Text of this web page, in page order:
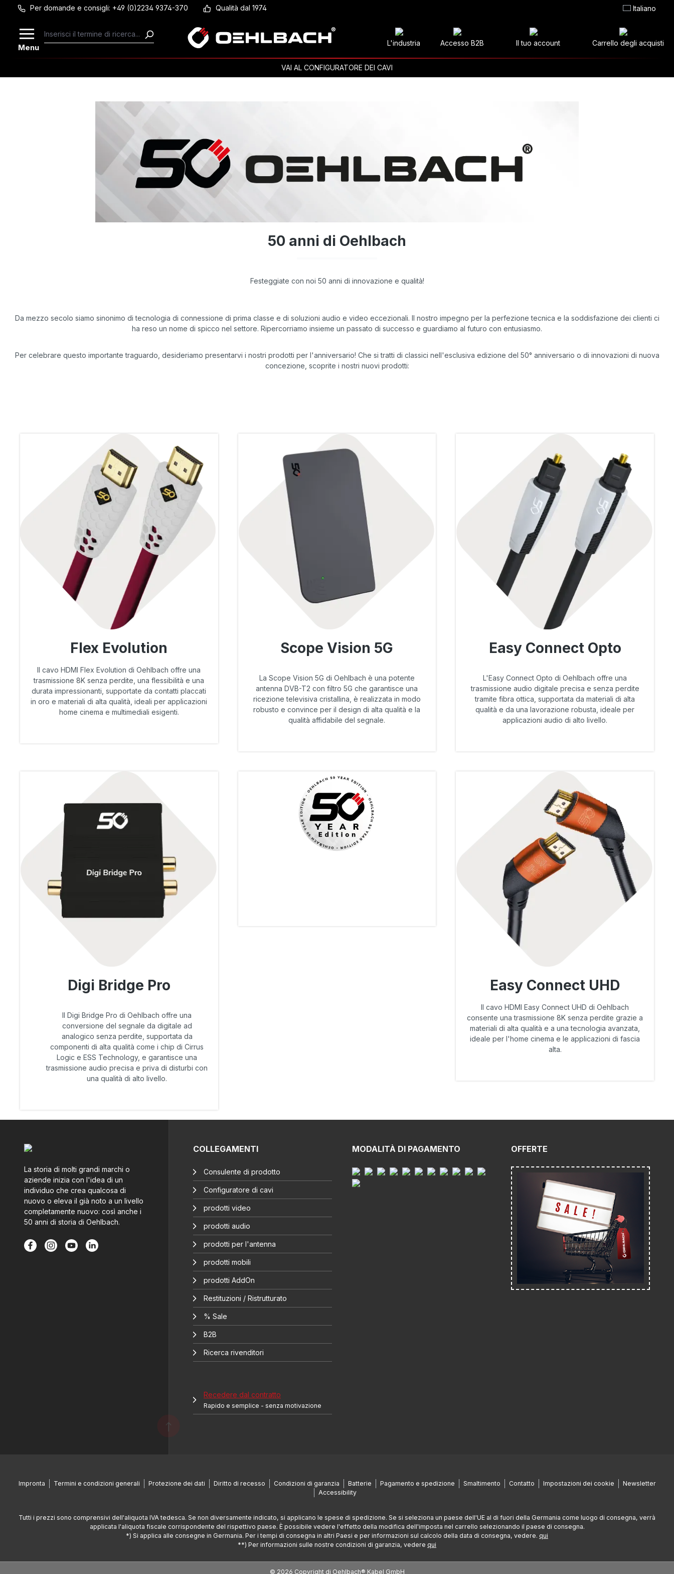
Passa al contenuto principale
Per domande e consigli: +49 (0)2234 9374-370 Qualità dal 1974 Italiano
Menu L'industria Accesso B2B Il tuo account Carrello degli acquisti
VAI AL CONFIGURATORE DEI CAVI
50 anni di Oehlbach
Festeggiate con noi 50 anni di innovazione e qualità!
Da mezzo secolo siamo sinonimo di tecnologia di connessione di prima classe e di soluzioni audio e video eccezionali. Il nostro impegno per la perfezione tecnica e la soddisfazione dei clienti ci
ha reso un nome di spicco nel settore. Ripercorriamo insieme un passato di successo e guardiamo al futuro con entusiasmo.
Per celebrare questo importante traguardo, desideriamo presentarvi i nostri prodotti per l'anniversario! Che si tratti di classici nell'esclusiva edizione del 50° anniversario o di innovazioni di nuova
concezione, scoprite i nostri nuovi prodotti:
Flex Evolution
Il cavo HDMI Flex Evolution di Oehlbach offre una
trasmissione 8K senza perdite, una flessibilità e una
durata impressionanti, supportate da contatti placcati
in oro e materiali di alta qualità, ideali per applicazioni
home cinema e multimediali esigenti.
Scope Vision 5G
La Scope Vision 5G di Oehlbach è una potente
antenna DVB-T2 con filtro 5G che garantisce una
ricezione televisiva cristallina, è realizzata in modo
robusto e convince per il design di alta qualità e la
qualità affidabile del segnale.
Easy Connect Opto
L'Easy Connect Opto di Oehlbach offre una
trasmissione audio digitale precisa e senza perdite
tramite fibra ottica, supportata da materiali di alta
qualità e da una lavorazione robusta, ideale per
applicazioni audio di alto livello.
Digi Bridge Pro
Il Digi Bridge Pro di Oehlbach offre una
conversione del segnale da digitale ad
analogico senza perdite, supportata da
componenti di alta qualità come i chip di Cirrus
Logic e ESS Technology, e garantisce una
trasmissione audio precisa e priva di disturbi con
una qualità di alto livello.
Easy Connect UHD
Il cavo HDMI Easy Connect UHD di Oehlbach
consente una trasmissione 8K senza perdite grazie a
materiali di alta qualità e a una tecnologia avanzata,
ideale per l'home cinema e le applicazioni di fascia
alta.
La storia di molti grandi marchi o
aziende inizia con l'idea di un
individuo che crea qualcosa di
nuovo o eleva il già noto a un livello
completamente nuovo: così anche i
50 anni di storia di Oehlbach.
COLLEGAMENTI
Consulente di prodotto
Configuratore di cavi
prodotti video
prodotti audio
prodotti per l'antenna
prodotti mobili
prodotti AddOn
Restituzioni / Ristrutturato
% Sale
B2B
Ricerca rivenditori
Recedere dal contratto
Rapido e semplice - senza motivazione
MODALITÀ DI PAGAMENTO OFFERTE
Impronta Termini e condizioni generali Protezione dei dati Diritto di recesso Condizioni di garanzia Batterie Pagamento e spedizione Smaltimento Contatto Impostazioni dei cookie
Newsletter
Accessibility
Tutti i prezzi sono comprensivi dell'aliquota IVA tedesca. Se non diversamente indicato, si applicano le spese di spedizione. Se si seleziona un paese dell'UE al di fuori della Germania come luogo di consegna, verrà
applicata l'aliquota fiscale corrispondente del rispettivo paese. È possibile vedere l'effetto della modifica dell'imposta nel carrello selezionando il paese di consegna.
*) Si applica alle consegne in Germania. Per i tempi di consegna in altri Paesi e per informazioni sul calcolo della data di consegna, vedere. qui
**) Per informazioni sulle nostre condizioni di garanzia, vedere qui
© 2026 Copyright di Oehlbach® Kabel GmbH